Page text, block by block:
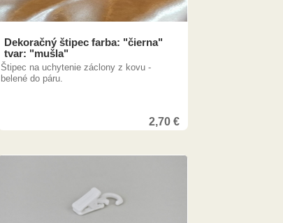
Dekoračný štipec farba: "čierna"
tvar: "mušla"
Štipec na uchytenie záclony z kovu -
belené do páru.
2,70€